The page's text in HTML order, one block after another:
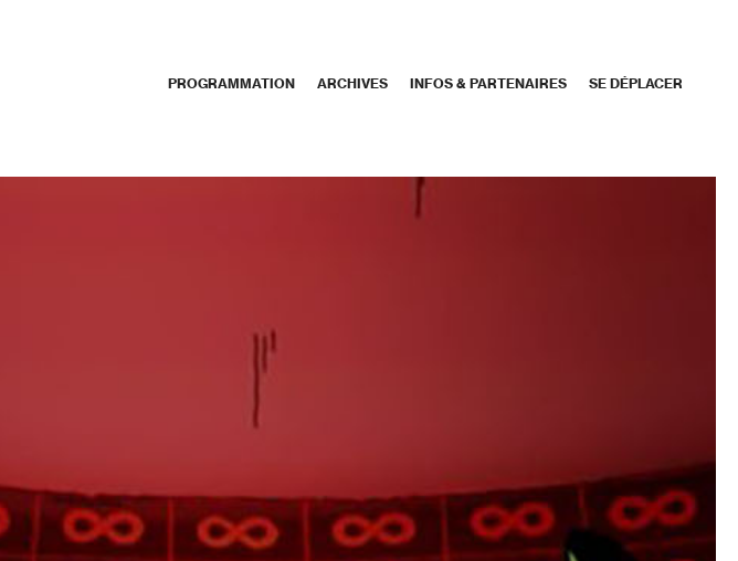
PROGRAMMATION ARCHIVES INFOS & PARTENAIRES SE DÉPLACER